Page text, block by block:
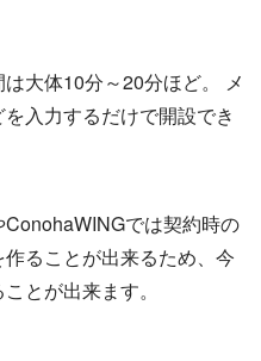
大体10分～20分ほど。 メ
入力するだけで開設でき
では契約時の
ることが出来るため、今
とが出来ます。